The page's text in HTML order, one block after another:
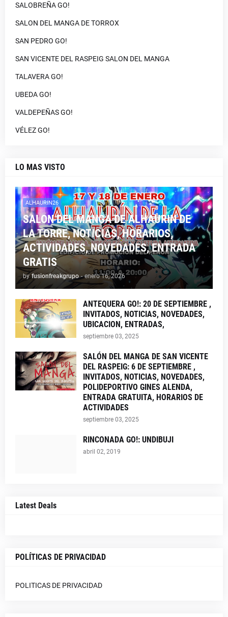
SALOBREÑA GO!
SALON DEL MANGA DE TORROX
SAN PEDRO GO!
SAN VICENTE DEL RASPEIG SALON DEL MANGA
TALAVERA GO!
UBEDA GO!
VALDEPEÑAS GO!
VÉLEZ GO!
LO MAS VISTO
ALHAURIN26
SALON DEL MANGA DE ALHAURIN DE
LA TORRE, NOTICIAS, HORARIOS,
ACTIVIDADES, NOVEDADES, ENTRADA
GRATIS
by fusionfreakgrupo - enero 16, 2026
ANTEQUERA GO!: 20 DE SEPTIEMBRE ,
INVITADOS, NOTICIAS, NOVEDADES,
UBICACION, ENTRADAS,
septiembre 03, 2025
SALÓN DEL MANGA DE SAN VICENTE
DEL RASPEIG: 6 DE SEPTIEMBRE ,
INVITADOS, NOTICIAS, NOVEDADES,
POLIDEPORTIVO GINES ALENDA,
ENTRADA GRATUITA, HORARIOS DE
ACTIVIDADES
septiembre 03, 2025
RINCONADA GO!: UNDIBUJI
abril 02, 2019
Latest Deals
POLÍTICAS DE PRIVACIDAD
POLITICAS DE PRIVACIDAD